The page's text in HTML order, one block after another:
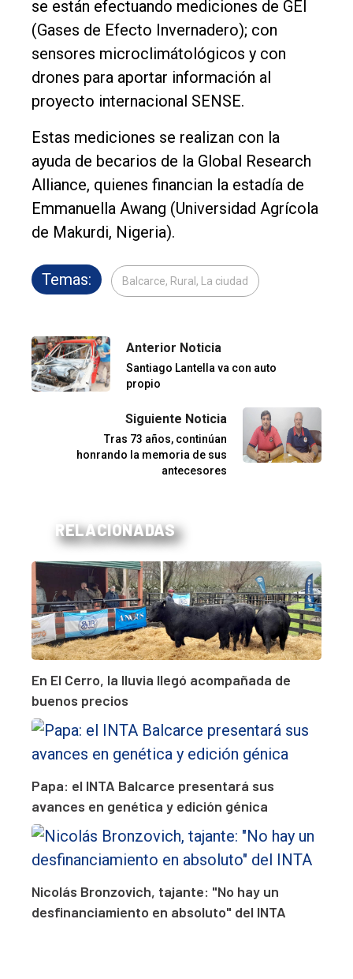
se están efectuando mediciones de GEI
(Gases de Efecto Invernadero); con
sensores microclimátológicos y con
drones para aportar información al
proyecto internacional SENSE.
Estas mediciones se realizan con la
ayuda de becarios de la Global Research
Alliance, quienes financian la estadía de
Emmanuella Awang (Universidad Agrícola
de Makurdi, Nigeria).
Temas: Balcarce, Rural, La ciudad
Anterior Noticia
Santiago Lantella va con auto
propio
Siguiente Noticia
Tras 73 años, continúan
honrando la memoria de sus
antecesores
RELACIONADAS
En El Cerro, la lluvia llegó acompañada de
buenos precios
Papa: el INTA Balcarce presentará sus
avances en genética y edición génica
Nicolás Bronzovich, tajante: "No hay un
desfinanciamiento en absoluto" del INTA